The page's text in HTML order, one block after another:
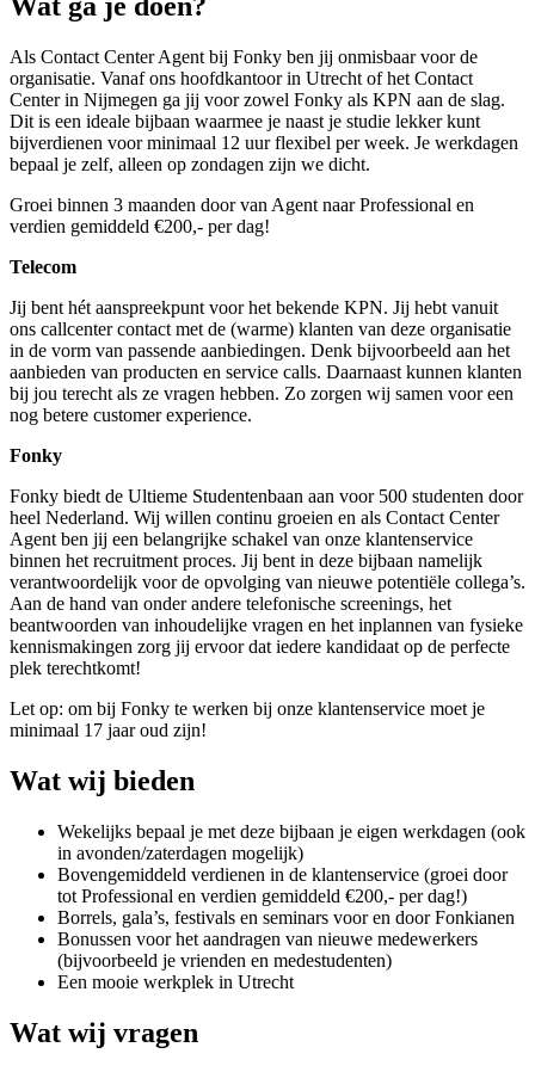
Als Contact Center Agent bij Fonky ben jij onmisbaar voor de
organisatie. Vanaf ons hoofdkantoor in Utrecht of het Contact
Center in Nijmegen ga jij voor zowel Fonky als KPN aan de slag.
Dit is een ideale bijbaan waarmee je naast je studie lekker kunt
bijverdienen voor minimaal 12 uur flexibel per week. Je werkdagen
bepaal je zelf, alleen op zondagen zijn we dicht.
Groei binnen 3 maanden door van Agent naar Professional en
verdien gemiddeld €200,- per dag!
Telecom
Jij bent hét aanspreekpunt voor het bekende KPN. Jij hebt vanuit
ons callcenter contact met de (warme) klanten van deze organisatie
in de vorm van passende aanbiedingen. Denk bijvoorbeeld aan het
aanbieden van producten en service calls. Daarnaast kunnen klanten
bij jou terecht als ze vragen hebben. Zo zorgen wij samen voor een
nog betere customer experience.
Fonky
Fonky biedt de Ultieme Studentenbaan aan voor 500 studenten door
heel Nederland. Wij willen continu groeien en als Contact Center
Agent ben jij een belangrijke schakel van onze klantenservice
binnen het recruitment proces. Jij bent in deze bijbaan namelijk
verantwoordelijk voor de opvolging van nieuwe potentiële collega’s.
Aan de hand van onder andere telefonische screenings, het
beantwoorden van inhoudelijke vragen en het inplannen van fysieke
kennismakingen zorg jij ervoor dat iedere kandidaat op de perfecte
plek terechtkomt!
Let op: om bij Fonky te werken bij onze klantenservice moet je
minimaal 17 jaar oud zijn!
Wat wij bieden
Wekelijks bepaal je met deze bijbaan je eigen werkdagen (ook
in avonden/zaterdagen mogelijk)
Bovengemiddeld verdienen in de klantenservice (groei door
tot Professional en verdien gemiddeld €200,- per dag!)
Borrels, gala’s, festivals en seminars voor en door Fonkianen
Bonussen voor het aandragen van nieuwe medewerkers
(bijvoorbeeld je vrienden en medestudenten)
Een mooie werkplek in Utrecht
Wat wij vragen